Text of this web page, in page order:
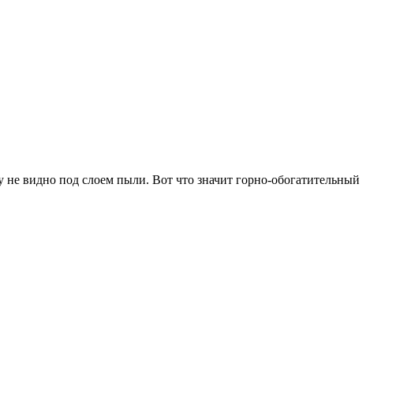
видно под слоем пыли. Вот что значит горно-обогатительный